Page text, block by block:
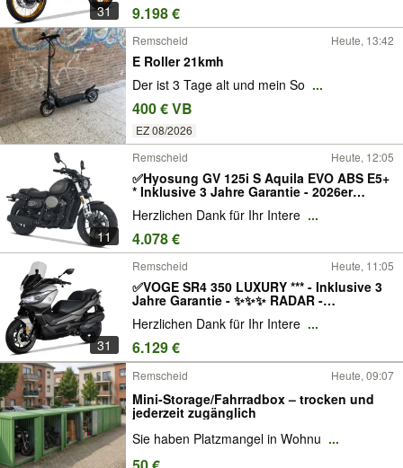
31 9.198 €
Remscheid Heute, 13:42
E Roller 21kmh
Der ist 3 Tage alt und mein So ...
400 € VB
EZ 08/2026
11
Remscheid Heute, 12:05
✅Hyosung GV 125i S Aquila EVO ABS E5+
* Inklusive 3 Jahre Garantie - 2026er
Herzlichen Dank für Ihr Intere ...
4.078 €
31
Remscheid Heute, 11:05
✅VOGE SR4 350 LUXURY *** - Inklusive 3
Jahre Garantie - ✨✨✨ RADAR -
verstellbare Scheibe
Herzlichen Dank für Ihr Intere ...
6.129 €
Remscheid Heute, 09:07
Mini-Storage/Fahrradbox – trocken und
jederzeit zugänglich
Sie haben Platzmangel in Wohnu ...